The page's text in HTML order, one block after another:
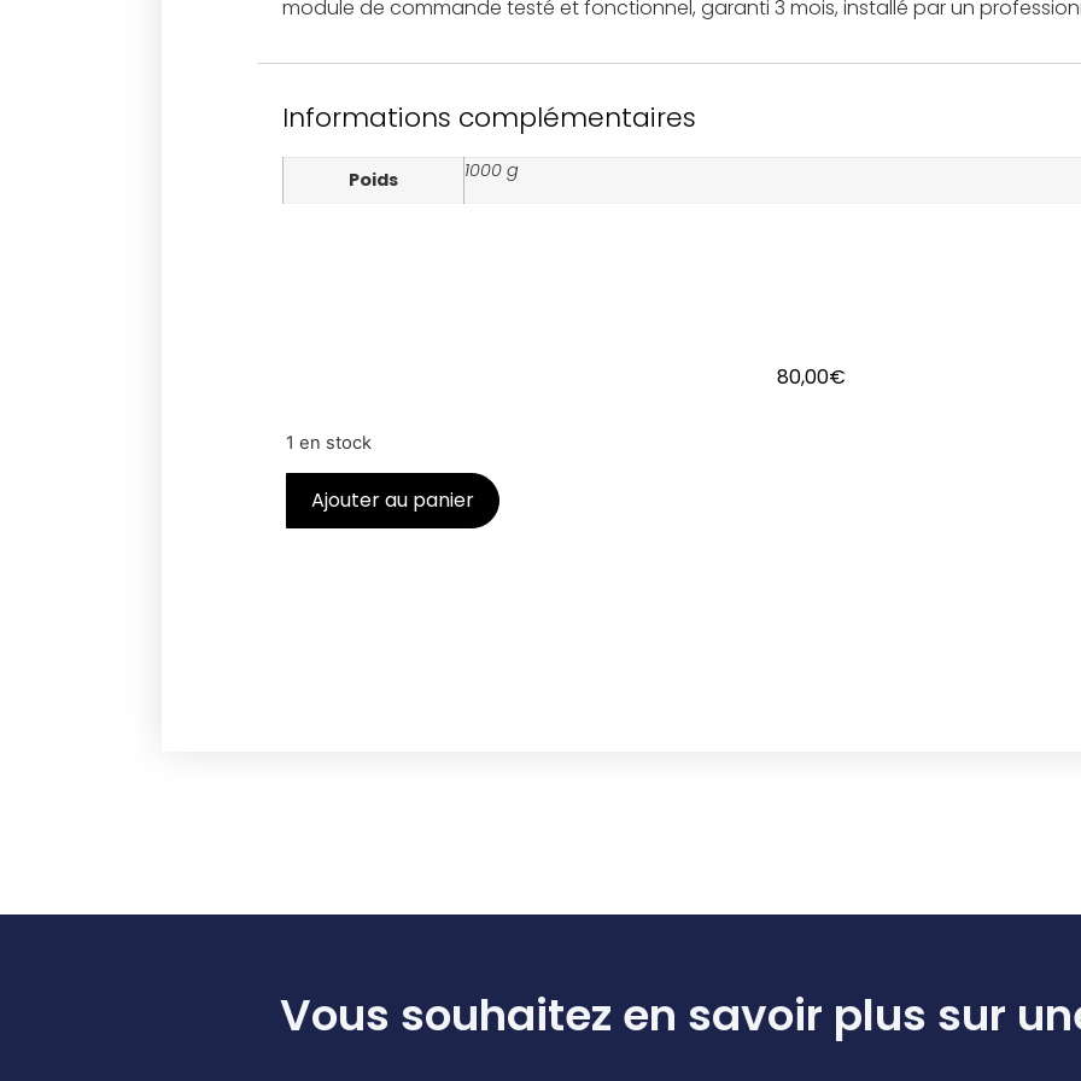
module de commande testé et fonctionnel, garanti 3 mois, installé par un
Informations complémentaires
Poids 1000 g
80,00€
1 en stock
Ajouter au panier
Vous souhaitez en savoir plus sur